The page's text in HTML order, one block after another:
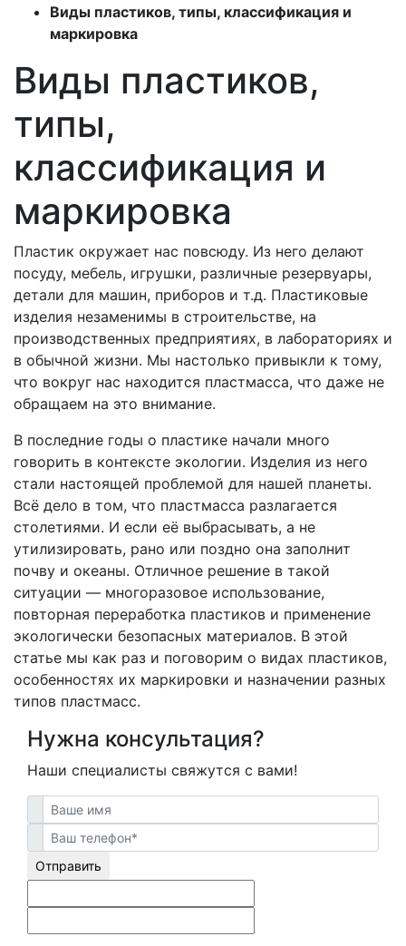
Виды пластиков, типы, классификация и
маркировка
Виды пластиков,
типы,
классификация и
маркировка
Пластик окружает нас повсюду. Из него делают
посуду, мебель, игрушки, различные резервуары,
детали для машин, приборов и т.д. Пластиковые
изделия незаменимы в строительстве, на
производственных предприятиях, в лабораториях и
в обычной жизни. Мы настолько привыкли к тому,
что вокруг нас находится пластмасса, что даже не
обращаем на это внимание.
В последние годы о пластике начали много
говорить в контексте экологии. Изделия из него
стали настоящей проблемой для нашей планеты.
Всё дело в том, что пластмасса разлагается
столетиями. И если её выбрасывать, а не
утилизировать, рано или поздно она заполнит
почву и океаны. Отличное решение в такой
ситуации — многоразовое использование,
повторная переработка пластиков и применение
экологически безопасных материалов. В этой
статье мы как раз и поговорим о видах пластиков,
особенностях их маркировки и назначении разных
типов пластмасс.
Нужна консультация?
Наши специалисты свяжутся с вами!
Отправить